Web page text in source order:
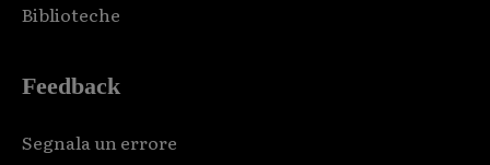
Biblioteche
Feedback
Segnala un errore